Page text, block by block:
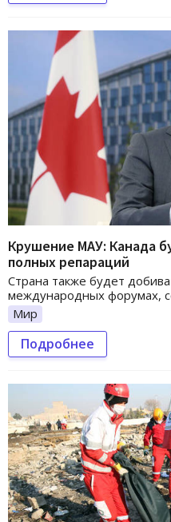
Крушение МАУ: Канада
полных репараций
Страна также будет
международных форумах,
Мир
Подробнее